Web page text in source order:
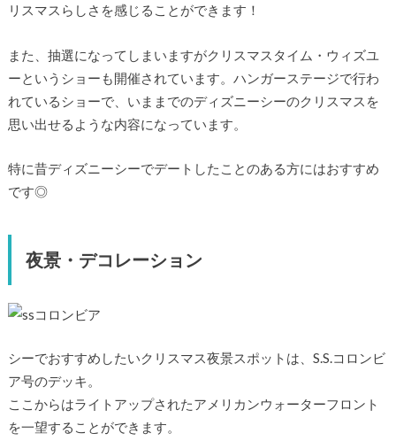
リスマスらしさを感じることができます！
また、抽選になってしまいますがクリスマスタイム・ウィズユ
ーというショーも開催されています。ハンガーステージで行わ
れているショーで、いままでのディズニーシーのクリスマスを
思い出せるような内容になっています。
特に昔ディズニーシーでデートしたことのある方にはおすすめ
です◎
夜景・デコレーション
シーでおすすめしたいクリスマス夜景スポットは、S.S.コロンビ
ア号のデッキ。
ここからはライトアップされたアメリカンウォーターフロント
を一望することができます。